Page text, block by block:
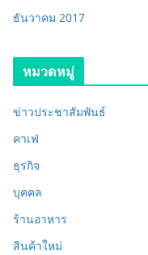
ธันวาคม 2017
หมวดหมู่
ข่าวประชาสัมพันธ์
คาเฟ่
ธุรกิจ
บุคคล
ร้านอาหาร
สินค้าใหม่